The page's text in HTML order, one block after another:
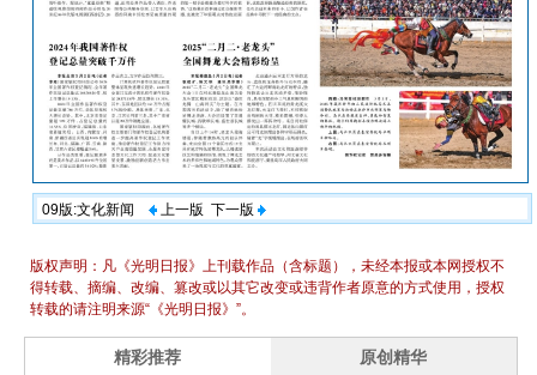
09版:文化新闻 上一版 下一版